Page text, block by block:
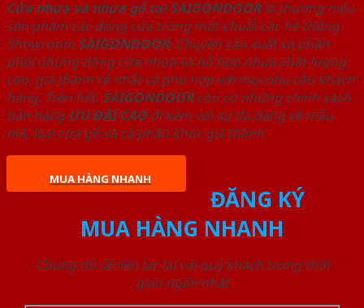
Cửa nhựa và nhựa gỗ tại SAIGONDOORlà thương hiệu
sản phẩm các dòng cửa trong một chuỗi các hệ thống
Showroom SAIGONDOOR. Chuyên sản xuất và phân
phối những dòng cửa nhựa và hỗ hợp nhựa chất lượng
cao, giá thành rẻ nhất và phù hợp với mọi nhu cầu khách
hàng. Trên hết, SAIGONDOORcòn có những chính sách
bán hàng ƯU ĐÃI CAOđi kèm với sự đa dạng về mẫu
mã, loại cửa gỗ và cả phân khúc giá thành.
MUA HÀNG NHANH
ĐĂNG KÝ
MUA HÀNG NHANH
Chúng tôi sẽ liên lạc lại với quý khách trong thời
gian ngắn nhất